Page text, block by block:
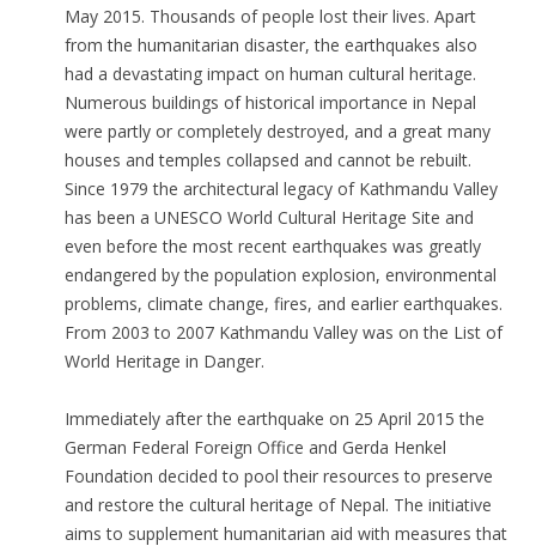
May 2015. Thousands of people lost their lives. Apart
from the humanitarian disaster, the earthquakes also
had a devastating impact on human cultural heritage.
Numerous buildings of historical importance in Nepal
were partly or completely destroyed, and a great many
houses and temples collapsed and cannot be rebuilt.
Since 1979 the architectural legacy of Kathmandu Valley
has been a UNESCO World Cultural Heritage Site and
even before the most recent earthquakes was greatly
endangered by the population explosion, environmental
problems, climate change, fires, and earlier earthquakes.
From 2003 to 2007 Kathmandu Valley was on the List of
World Heritage in Danger.
Immediately after the earthquake on 25 April 2015 the
German Federal Foreign Office and Gerda Henkel
Foundation decided to pool their resources to preserve
and restore the cultural heritage of Nepal. The initiative
aims to supplement humanitarian aid with measures that